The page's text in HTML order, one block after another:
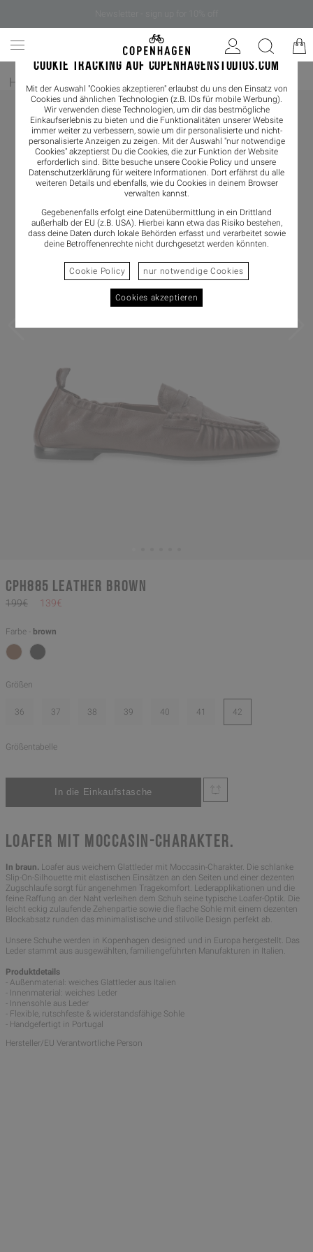
COOKIE TRACKING AUF COPENHAGENSTUDIOS.COM
Mit der Auswahl "Cookies akzeptieren" erlaubst du uns den Einsatz von
Cookies und ähnlichen Technologien (z.B. IDs für mobile Werbung).
Wir verwenden diese Technologien, um dir das bestmögliche
Einkaufserlebnis zu bieten und die Funktionalitäten unserer Website
immer weiter zu verbessern, sowie um dir personalisierte und nicht-
personalisierte Anzeigen zu zeigen. Mit der Auswahl "nur notwendige
Cookies" akzeptierst Du die Cookies, die zur Funktion der Website
erforderlich sind. Bitte besuche unsere Cookie Policy und unsere
Datenschutzerklärung für weitere Informationen. Dort erfährst du alle
weiteren Details und ebenfalls, wie du Cookies in deinem Browser
verwalten kannst.
Gegebenenfalls erfolgt eine Datenübermittlung in ein Drittland
außerhalb der EU (z.B. USA). Hierbei kann etwa das Risiko bestehen,
dass deine Daten durch lokale Behörden erfasst und verarbeitet sowie
deine Betroffenenrechte nicht durchgesetzt werden könnten.
Cookie Policy nur notwendige Cookies
Cookies akzeptieren
Home / Damen/ Loafer
CPH885 leather brown
199€ 139€
Farbe - brown
Größen
36 37 38 39 40 41 42
Größentabelle
LOAFER MIT MOCCASIN-CHARAKTER.
In braun. Loafer aus weichem Glattleder mit Moccasin-Charakter. Die schlanke
Slip-On-Silhouette mit elastischen Einsätzen an den Seiten und einer dezenten
Zugschlaufe sorgt für angenehmen Tragekomfort. Lederapplikationen und die
feine Raffung an der Naht verleihen dem Schuh seine typische Loafer-Optik. Die
leicht eckig zulaufende Zehenpartie sowie die flache Sohle mit einem dezenten
Blockabsatz runden das minimalistische und stilvolle Design perfekt ab.
Unsere Schuhe werden in Kopenhagen designed und in Europa hergestellt. Das
Leder stammt aus ausgewählten, familiengeführten Manufakturen in Italien.
Produktdetails
- Außenmaterial: weiches Glattleder aus Italien
- Innenmaterial: weiches Leder
- Innensohle aus Leder
- Flexible, rutschfeste & widerstandsfähige Sohle
- Handgefertigt in Portugal
Hersteller/EU Verantwortliche Person